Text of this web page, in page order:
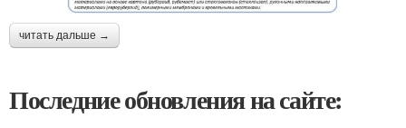
читать дальше →
Последние обновления на сайте: